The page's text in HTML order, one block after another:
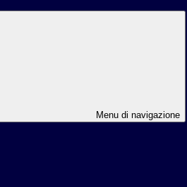
Menu di navigazione